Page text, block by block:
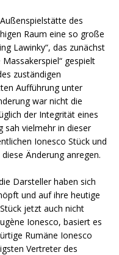
des
Raum eine so große
Lawinky“, das zunächst
gespielt
zuständigen
Aufführung unter
war nicht die
der Integrität eines
sah vielmehr in dieser
Ionesco Stück und
Änderung anregen.
Darsteller haben sich
und auf ihre heutige
jetzt auch nicht
Ionesco, basiert es
Rumäne Ionesco
Vertreter des